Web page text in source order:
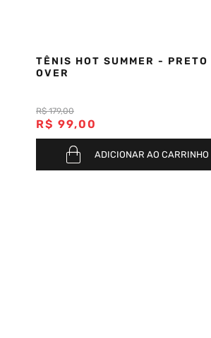
TÊNIS HOT SUMMER - PRETO
OVER
R$ 179,00
R$ 99,00
ADICIONAR AO CARRINHO